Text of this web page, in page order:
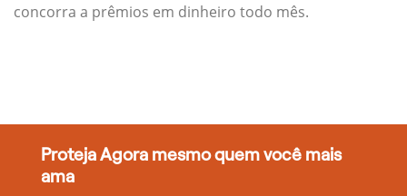
concorra a prêmios em dinheiro todo mês.
Proteja Agora mesmo quem você mais
ama